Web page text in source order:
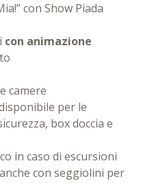
con Show Piada
con animazione
camere
per le
box doccia e
in caso di escursioni
con seggiolini per